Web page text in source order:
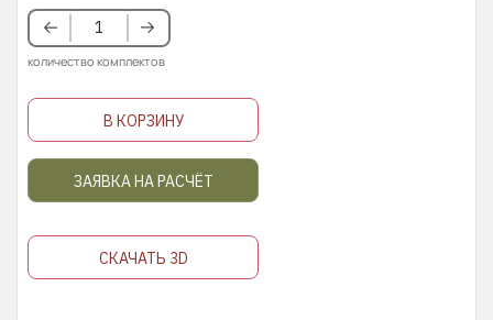
количество комплектов
В КОРЗИНУ
ЗАЯВКА НА РАСЧЁТ
СКАЧАТЬ 3D